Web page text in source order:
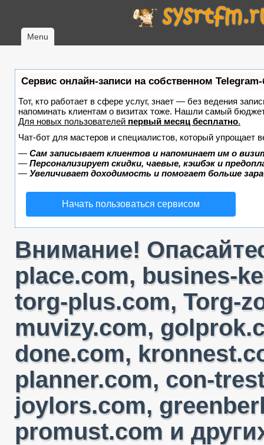
Menu
Сервис онлайн-записи на собственном Telegram-
Тот, кто работает в сфере услуг, знает — без ведения
напоминать клиентам о визитах тоже. Нашли самый
Для новых пользователей первый месяц бесплатно.
Чат-бот для мастеров и специалистов, который упрощает
— Сам записывает клиентов и напоминает им о
— Персонализирует скидки, чаевые, кэшбэк и
— Увеличивает доходимость и помогает больше
Начать пользоваться сервисом
Внимание!
place.com, busines-
torg-plus.com, Torg-
muvizy.com,
done.com,
planner.com, con-
joylors.com,
promust.com и